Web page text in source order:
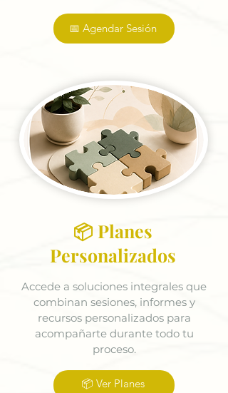
📅 Agendar Sesión
📦 Planes
Personalizados
Accede a soluciones integrales que
combinan sesiones, informes y
recursos personalizados para
acompañarte durante todo tu
proceso.
📦 Ver Planes